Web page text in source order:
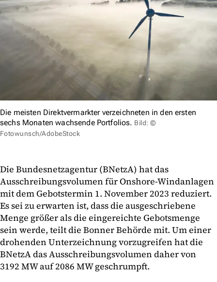
Die meisten Direktvermarkter verzeichneten in den ersten
sechs Monaten wachsende Portfolios. Bild: ©
Fotowunsch/AdobeStock
Die Bundesnetzagentur (BNetzA) hat das
Ausschreibungsvolumen für Onshore-Windanlagen
mit dem Gebotstermin 1. November 2023 reduziert.
Es sei zu erwarten ist, dass die ausgeschriebene
Menge größer als die eingereichte Gebotsmenge
sein werde, teilt die Bonner Behörde mit. Um einer
drohenden Unterzeichnung vorzugreifen hat die
BNetzA das Ausschreibungsvolumen daher von
3192 MW auf 2086 MW geschrumpft.